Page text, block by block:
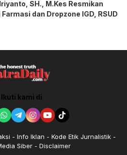
SH., M.Kes Resmikan
dan Dropzone IGD, RSUD
Ikuti kami di
Info Iklan
Kode Etik Jurnalistik
Siber
Disclaimer